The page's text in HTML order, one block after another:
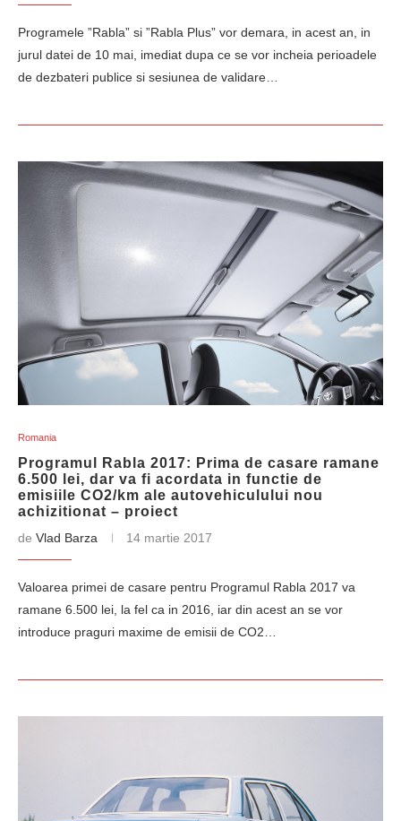
Programele ”Rabla” si ”Rabla Plus” vor demara, in acest an, in
jurul datei de 10 mai, imediat dupa ce se vor incheia perioadele
de dezbateri publice si sesiunea de validare…
Romania
Programul Rabla 2017: Prima de casare ramane
6.500 lei, dar va fi acordata in functie de
emisiile CO2/km ale autovehiculului nou
achizitionat – proiect
de Vlad Barza 14 martie 2017
Valoarea primei de casare pentru Programul Rabla 2017 va
ramane 6.500 lei, la fel ca in 2016, iar din acest an se vor
introduce praguri maxime de emisii de CO2…